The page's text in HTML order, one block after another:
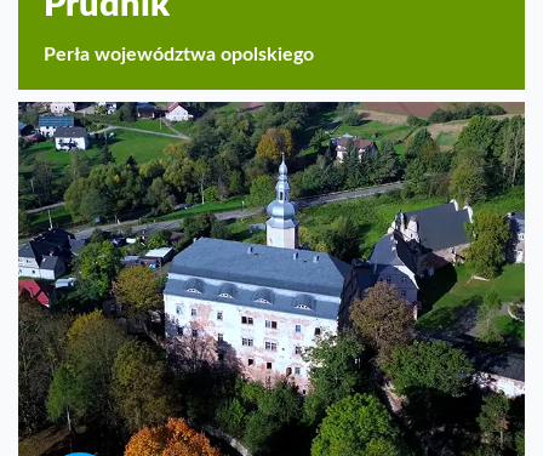
Perła województwa opolskiego